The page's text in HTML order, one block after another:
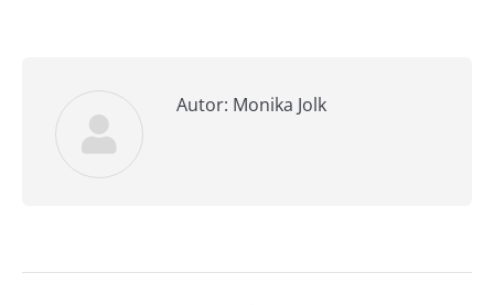
Autor: Monika Jolk
Kommentarnavigation